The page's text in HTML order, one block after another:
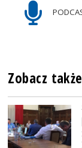
Zobacz także